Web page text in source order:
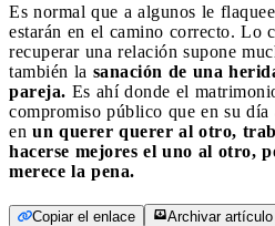
Es normal que a algunos le
estarán en el camino correcto. Lo
recuperar una relación supone
también la sanación de una
pareja. Es ahí donde el
compromiso público que en su
en un querer querer al otro,
hacerse mejores el uno al otro,
merece la pena.
Copiar el enlace Archivar artículo